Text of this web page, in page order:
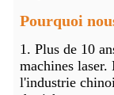
Pourquoi
1. Plus de 10
machines
l'industrie